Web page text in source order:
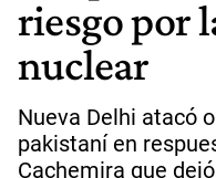
riesgo por
nuclear
Nueva Delhi atacó
pakistaní en
Cachemira que